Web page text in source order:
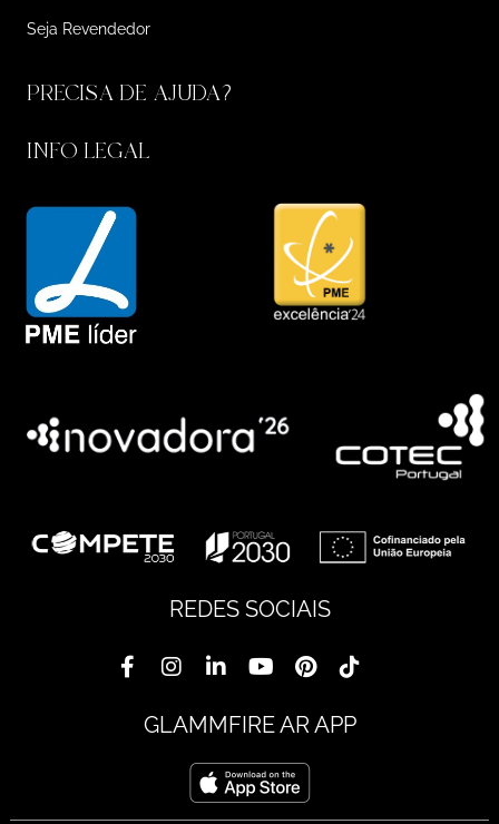
Seja Revendedor
PRECISA DE AJUDA?
INFO LEGAL
REDES SOCIAIS
GLAMMFIRE AR APP